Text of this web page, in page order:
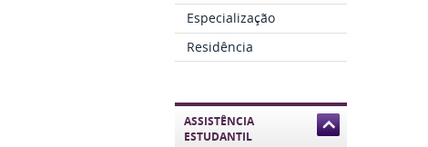
Especialização
Residência
ASSISTÊNCIA
ESTUDANTIL